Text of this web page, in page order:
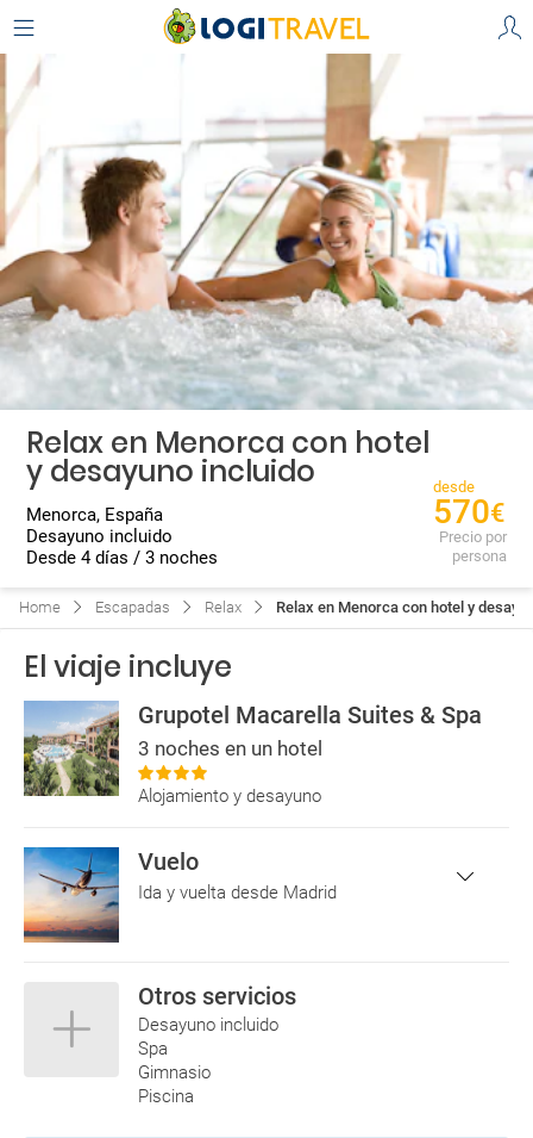
Relax en Menorca con hotel
y desayuno incluido
Menorca, España
Desayuno incluido
Desde 4 días / 3 noches
desde
570€
Precio por
persona
Home Escapadas Relax Relax en Menorca con hotel y
El viaje incluye
Grupotel Macarella Suites & Spa
3 noches en un hotel
Alojamiento y desayuno
Vuelo
Ida y vuelta desde Madrid
18:40
MAD
vuelo directo
FR
Otros servicios
Desayuno incluido
Spa
Gimnasio
Piscina